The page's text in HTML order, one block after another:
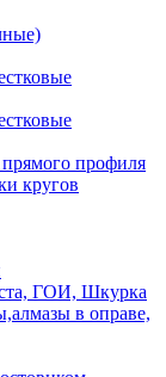
профиля
кругов
ГОИ, Шкурка
в оправе,